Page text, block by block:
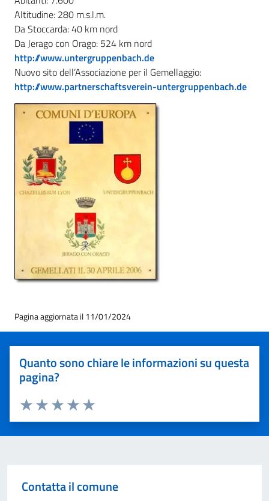
Altitudine: 280 m.s.l.m.
Da Stoccarda: 40 km nord
Da Jerago con Orago: 524 km nord
http://www.untergruppenbach.de
Nuovo sito dell’Associazione per il Gemellaggio:
http://www.partnerschaftsverein-untergruppenbach.de
Pagina aggiornata il 11/01/2024
Quanto sono chiare le informazioni su questa
pagina?
Valuta 5 stelle su 5
Valuta 4 stelle su 5
Valuta 3 stelle su 5
Valuta 2 stelle su 5
Valuta 1 stelle su 5
Contatta il comune